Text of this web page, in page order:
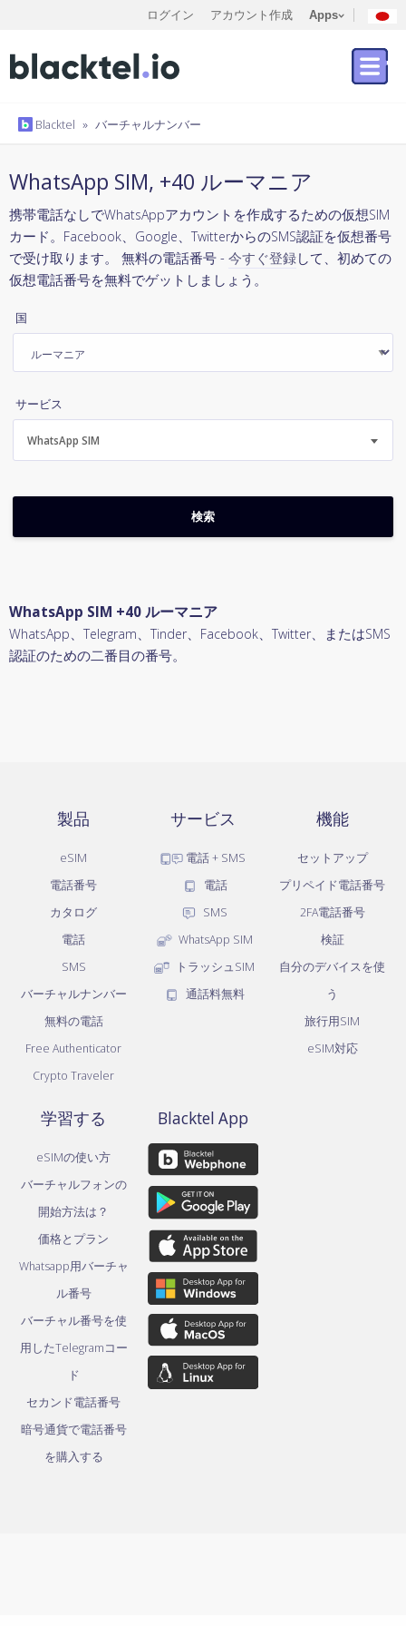
ログイン アカウント作成 Apps
Blacktel » バーチャルナンバー
WhatsApp SIM, +40 ルーマニア
携帯電話なしでWhatsAppアカウントを作成するための仮想SIM
カード。Facebook、Google、TwitterからのSMS認証を仮想番号
で受け取ります。 無料の電話番号 - 今すぐ登録して、初めての
仮想電話番号を無料でゲットしましょう。
国
サービス
WhatsApp SIM
WhatsApp SIM +40 ルーマニア
WhatsApp、Telegram、Tinder、Facebook、Twitter、またはSMS
認証のための二番目の番号。
製品
eSIM
電話番号
カタログ
電話
SMS
バーチャルナンバー
無料の電話
Free Authenticator
Crypto Traveler
サービス
電話 + SMS
電話
SMS
WhatsApp SIM
トラッシュSIM
通話料無料
機能
セットアップ
プリペイド電話番号
2FA電話番号
検証
自分のデバイスを使
う
旅行用SIM
eSIM対応
学習する
eSIMの使い方
バーチャルフォンの
開始方法は？
価格とプラン
Whatsapp用バーチャ
ル番号
バーチャル番号を使
用したTelegramコー
ド
セカンド電話番号
暗号通貨で電話番号
を購入する
Blacktel App